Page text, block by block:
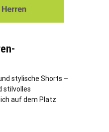
stylische Shorts –
stilvolles
auf dem Platz